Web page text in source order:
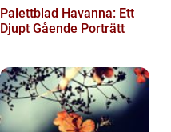
Palettblad Havanna: Ett
Djupt Gående Porträtt